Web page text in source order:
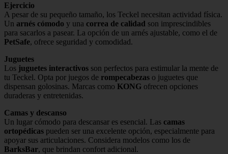
Ejercicio
A pesar de su pequeño tamaño, los Teckel necesitan actividad física.
Un arnés cómodo y una correa de calidad son imprescindibles
para sacarlos a pasear. La opción de un arnés ajustable, como el de
PetSafe, ofrece seguridad y comodidad.
Juguetes
Los juguetes interactivos son perfectos para estimular la mente de
tu Teckel. Opta por juegos de rompecabezas o juguetes que
dispensan golosinas. Marcas como KONG ofrecen opciones
duraderas y entretenidas.
Camas y descanso
Un lugar cómodo para descansar es esencial. Las camas
ortopédicas pueden ser una excelente opción, especialmente para
apoyar sus articulaciones. Considera modelos como los de
BarksBar, que brindan confort adicional.